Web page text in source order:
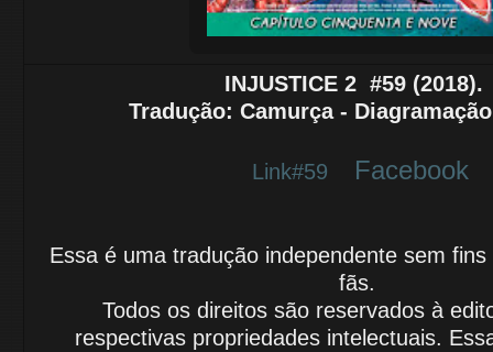
INJUSTICE 2 #59
Tradução: Camurça -
Link#59 Facebook
Essa é uma tradução independente sem
fãs.
Todos os direitos são reservados à
respectivas propriedades intelectuais.